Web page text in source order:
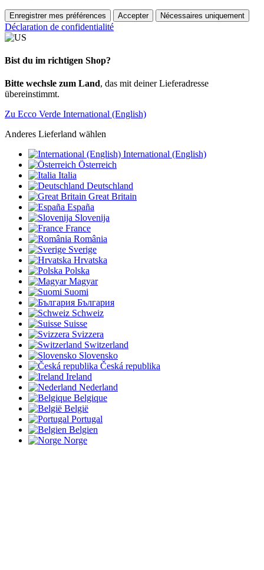
Enregistrer mes préférences Accepter Nécessaires uniquement
Déclaration de confidentialité
Bist du im richtigen Shop?
Bitte wechsle zum Land, das mit deiner Lieferadresse
übereinstimmt.
Zu Ecco Verde International (English)
Anderes Lieferland wählen
International (English)
Österreich
Italia
Deutschland
Great Britain
España
Slovenija
France
România
Sverige
Hrvatska
Polska
Magyar
Suomi
България
Schweiz
Suisse
Svizzera
Switzerland
Slovensko
Česká republika
Ireland
Nederland
Belgique
België
Portugal
Belgien
Norge